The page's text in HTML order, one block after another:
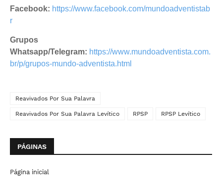
Facebook: https://www.facebook.com/mundoadventistab
r
Grupos
Whatsapp/Telegram: https://www.mundoadventista.com.
br/p/grupos-mundo-adventista.html
Reavivados Por Sua Palavra
Reavivados Por Sua Palavra Levítico RPSP RPSP Levítico
PÁGINAS
Página inicial